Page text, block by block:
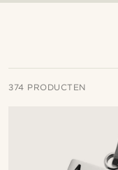
374 PRODUCTEN